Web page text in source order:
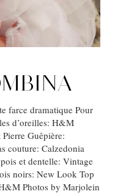
farce dramatique Pour
d’oreilles: H&M
Guêpière:
couture: Calzedonia
et dentelle: Vintage
noirs: New Look Top
Photos by Marjolein